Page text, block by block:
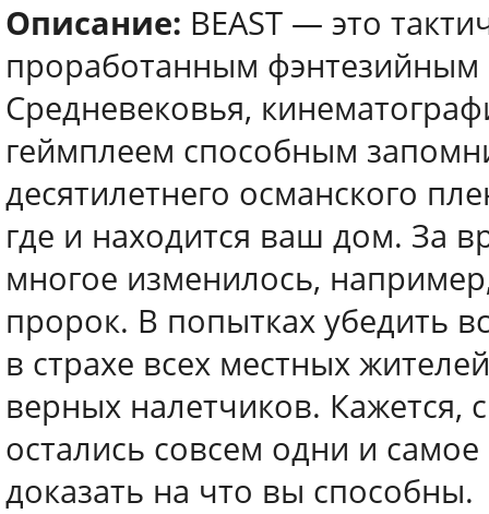
Описание: BEAST — это
проработанным
Средневековья,
геймплеем способным
десятилетнего османского
где и находится ваш дом. За
многое изменилось,
пророк. В попытках убедить
в страхе всех местных
верных налетчиков. Кажется,
остались совсем одни и
доказать на что вы способны.